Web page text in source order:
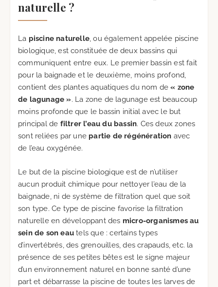
naturelle ?
La piscine naturelle, ou également appelée piscine
biologique, est constituée de deux bassins qui
communiquent entre eux. Le premier bassin est fait
pour la baignade et le deuxième, moins profond,
contient des plantes aquatiques du nom de « zone
de lagunage ». La zone de lagunage est beaucoup
moins profonde que le bassin initial avec le but
principal de filtrer l’eau du bassin. Ces deux zones
sont reliées par une partie de régénération avec
de l’eau oxygénée.
Le but de la piscine biologique est de n’utiliser
aucun produit chimique pour nettoyer l’eau de la
baignade, ni de système de filtration quel que soit
son type. Ce type de piscine favorise la filtration
naturelle en développant des micro-organismes au
sein de son eautels que : certains types
d’invertébrés, des grenouilles, des crapauds, etc. la
présence de ses petites bêtes est le signe majeur
d’un environnement naturel en bonne santé d’une
part et débarrasse la piscine de toutes les larves de